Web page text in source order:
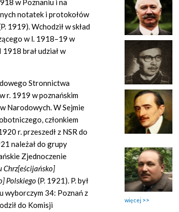
w Poznaniu i na
notatek i protokołów
1919). Wchodził w skład
w l. 1918–19 w
brał udział w
Stronnictwa
r. 1919 w poznańskim
Narodowych. W Sejmie
członkiem
r. przeszedł z NSR do
należał do grupy
Zjednoczenie
Chrz[eścijańsko]
Polskiego(P. 1921). P. był
wyborczym 34: Poznań z
do Komisji
więcej